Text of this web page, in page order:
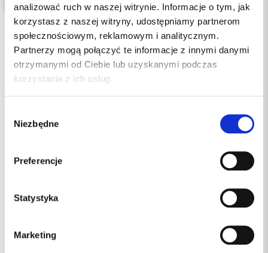
analizować ruch w naszej witrynie. Informacje o tym, jak
korzystasz z naszej witryny, udostępniamy partnerom
społecznościowym, reklamowym i analitycznym.
Partnerzy mogą połączyć te informacje z innymi danymi
otrzymanymi od Ciebie lub uzyskanymi podczas
korzystania z ich usług.
zgody
Niezbędne
Preferencje
Statystyka
Marketing